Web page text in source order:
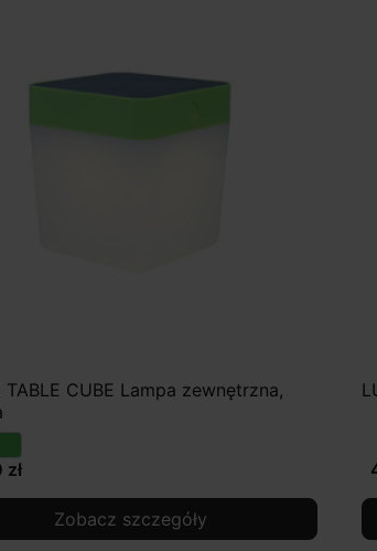
TABLE CUBE Lampa zewnętrzna,
Zobacz szczegóły